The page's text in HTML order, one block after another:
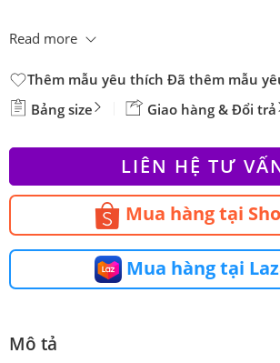
Read more
Thêm mẫu yêu thích Đã thêm mẫu
Bảng size Giao hàng & Đổi trả
LIÊN HỆ TƯ
Mua hàng tại
Mua hàng tại
Mô tả